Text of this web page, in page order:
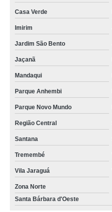
Casa Verde
Imirim
Jardim São Bento
Jaçanã
Mandaqui
Parque Anhembi
Parque Novo Mundo
Região Central
Santana
Tremembé
Vila Jaraguá
Zona Norte
Santa Bárbara d'Oeste